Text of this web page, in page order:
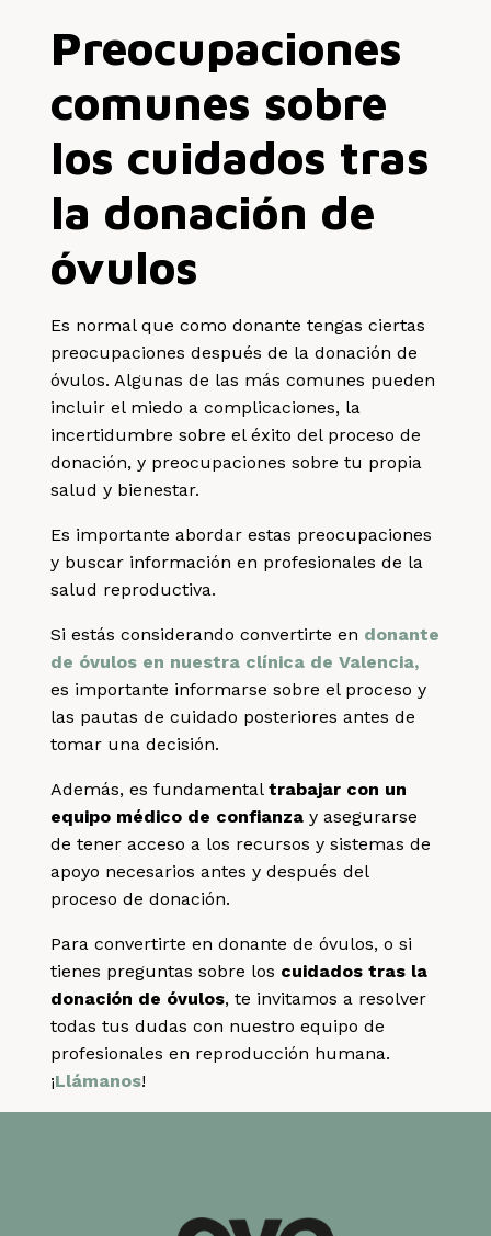
Preocupaciones
comunes sobre
los cuidados tras
la donación de
óvulos
Es normal que como donante tengas ciertas
preocupaciones después de la donación de
óvulos. Algunas de las más comunes pueden
incluir el miedo a complicaciones, la
incertidumbre sobre el éxito del proceso de
donación, y preocupaciones sobre tu propia
salud y bienestar.
Es importante abordar estas preocupaciones
y buscar información en profesionales de la
salud reproductiva.
Si estás considerando convertirte en donante
de óvulos en nuestra clínica de Valencia,
es importante informarse sobre el proceso y
las pautas de cuidado posteriores antes de
tomar una decisión.
Además, es fundamentaltrabajar con un
equipo médico de confianza y asegurarse
de tener acceso a los recursos y sistemas de
apoyo necesarios antes y después del
proceso de donación.
Para convertirte en donante de óvulos, o si
tienes preguntas sobre los cuidados tras la
donación de óvulos, te invitamos a resolver
todas tus dudas con nuestro equipo de
profesionales en reproducción humana.
¡Llámanos!